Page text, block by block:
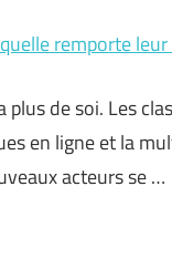
remporte
plus de soi. Les
en ligne et la
acteurs se …